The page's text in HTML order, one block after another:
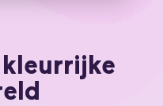
kleurrijke